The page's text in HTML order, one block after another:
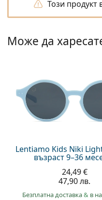
Persol
Всички марки
Този продукт
Може да
Lentiamo Kids Niki
възраст 9–36
24,49 €
47,90 лв.
Безплатна доставка& в